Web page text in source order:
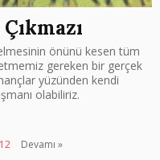
önünü kesen tüm
gereken bir gerçek
yüzünden kendi
olabiliriz.
12 Devamı »